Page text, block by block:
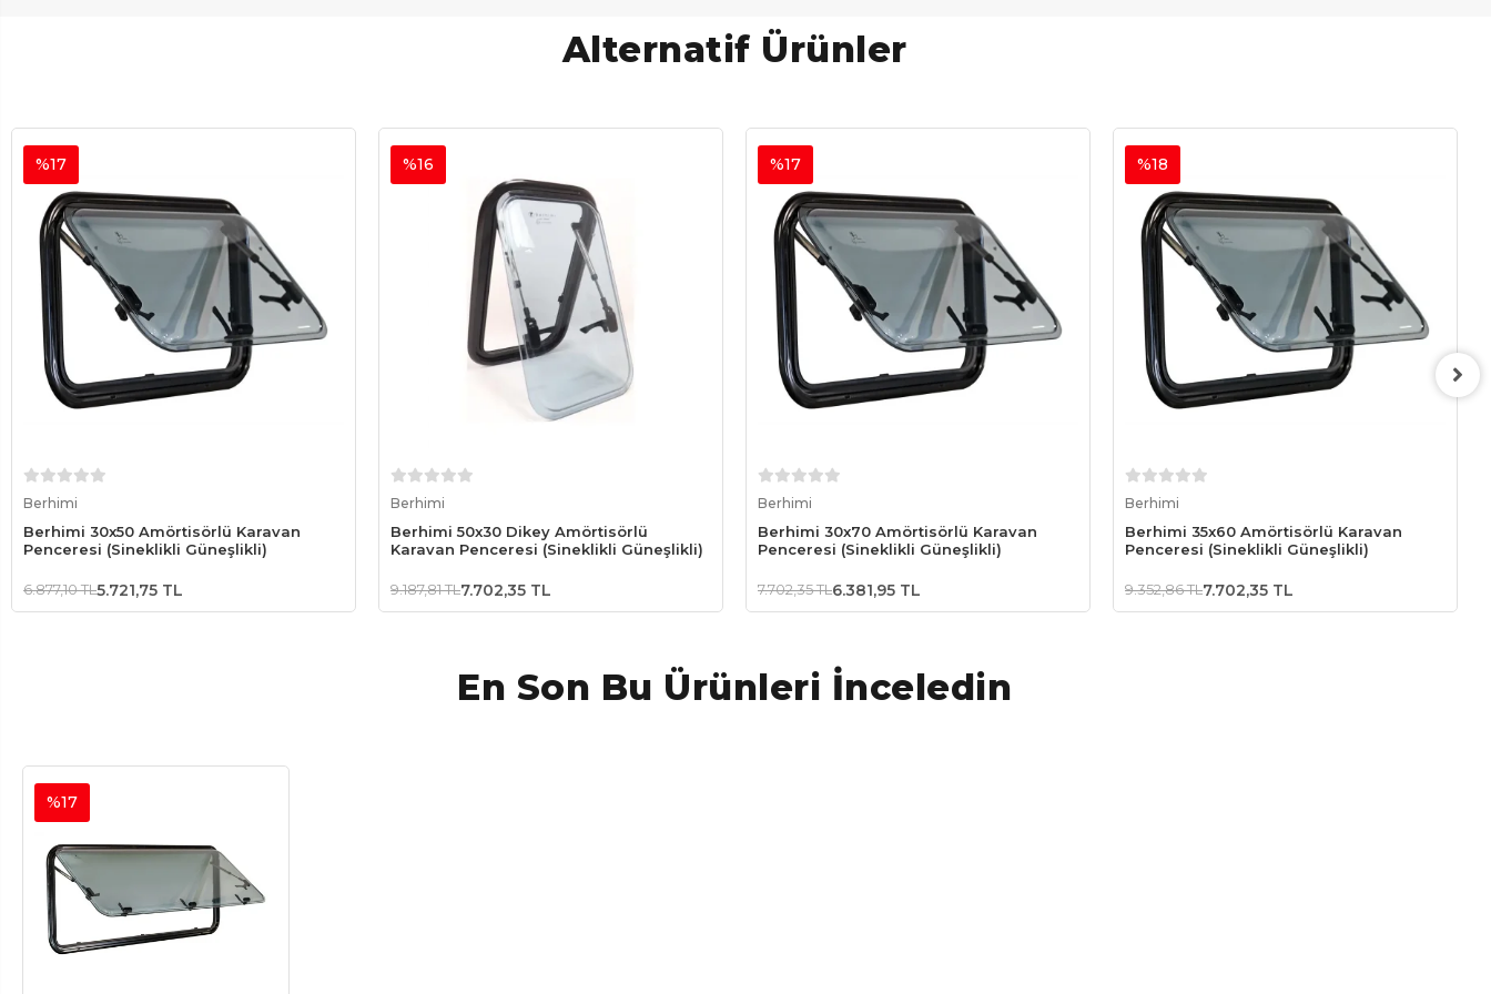
Alternatif Ürünler
Berhimi
Berhimi 30x50 Amörtisörlü Karavan
Penceresi (Sineklikli Güneşlikli)
%17
6.877,10 TL5.721,75 TL
Berhimi
Berhimi 50x30 Dikey Amörtisörlü
Karavan Penceresi (Sineklikli Güneşlikli)
%16
9.187,81 TL7.702,35 TL
Berhimi
Berhimi 30x70 Amörtisörlü Karavan
Penceresi (Sineklikli Güneşlikli)
%17
7.702,35 TL6.381,95 TL
Berhimi
Berhimi 35x60 Amörtisörlü Karavan
Penceresi (Sineklikli Güneşlikli)
%18
9.352,86 TL7.702,35 TL
En Son Bu Ürünleri İnceledin
%17